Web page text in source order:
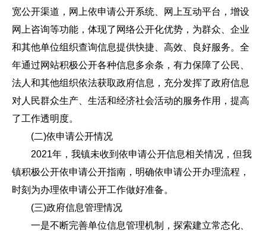
宽公开渠道，网上依申请公开系统、网上互动平台，增设
网上咨询等功能，体现了网络公开化优势，为群众、企业
和其他单位组织查询信息提供快捷、高效、良好服务。全
年通过网站积极公开各种信息多余条，有力保障了公民、
法人和其他组织依法获取政府信息，充分发挥了政府信息
对人民群众生产、生活和经济社会活动的服务作用，提高
了工作透明度。
(二)依申请公开情况
2021年，我镇未收到依申请公开信息相关情况，但我
镇积极公开依申请公开指南，明确依申请公开办理流程，
时刻为办理依申请公开工作做好准备。
(三)政府信息管理情况
一是不断完善单位信息管理机制，探索建立常态化、